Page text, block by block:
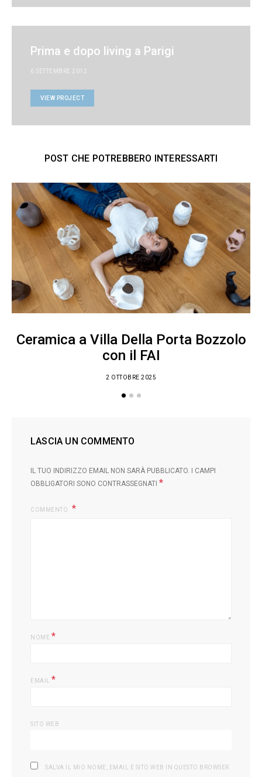
Prima e dopo living a Parigi
6 SETTEMBRE 2012
VIEW PROJECT
POST CHE POTREBBERO INTERESSARTI
Ceramica a Villa Della Porta Bozzolo
con il FAI
2 OTTOBRE 2025
LASCIA UN COMMENTO
IL TUO INDIRIZZO EMAIL NON SARÀ PUBBLICATO.
I CAMPI
OBBLIGATORI SONO CONTRASSEGNATI *
COMMENTO
NOME *
EMAIL *
SITO WEB
SALVA IL MIO NOME, EMAIL E SITO WEB IN QUESTO BROWSER